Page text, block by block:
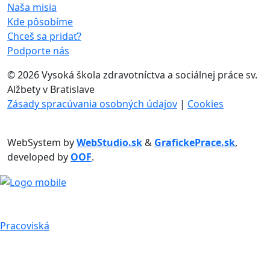
Naša misia
Kde pôsobíme
Chceš sa pridať?
Podporte nás
©2026 Vysoká škola zdravotníctva a sociálnej práce sv.
Alžbety v Bratislave
Zásady spracúvania osobných údajov | Cookies
WebSystem byWebStudio.sk& GrafickePrace.sk,
developed by OOF.
Pracoviská